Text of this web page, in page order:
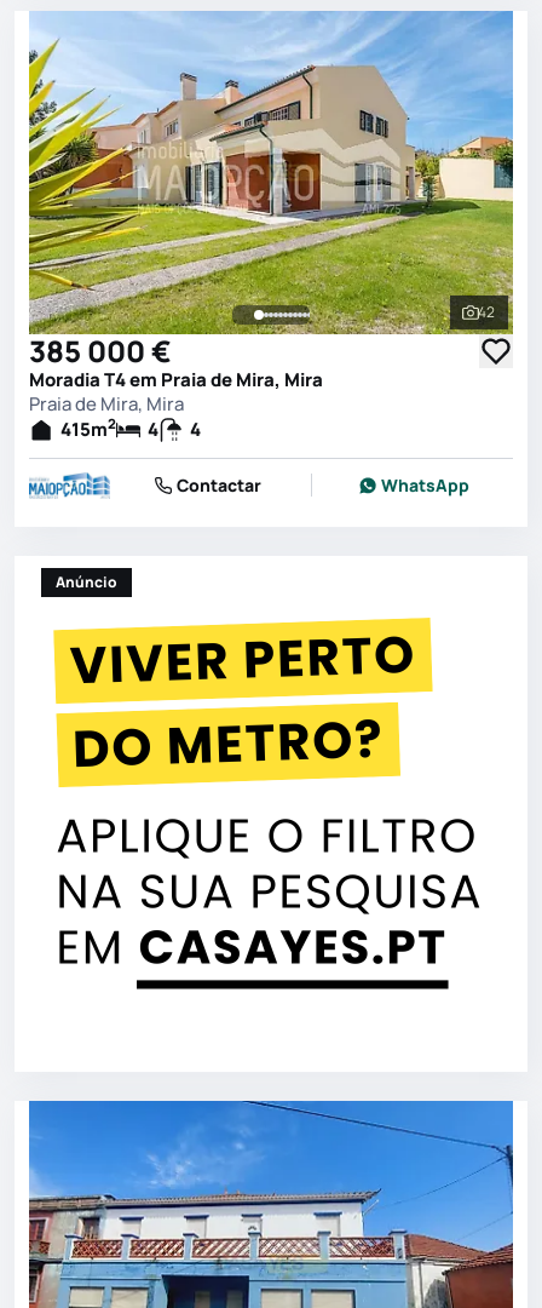
Ver
42
385 000 €
Moradia T4 em Praia de Mira, Mira
Praia de Mira, Mira
415m2 4 4
Contactar WhatsApp
Anúncio